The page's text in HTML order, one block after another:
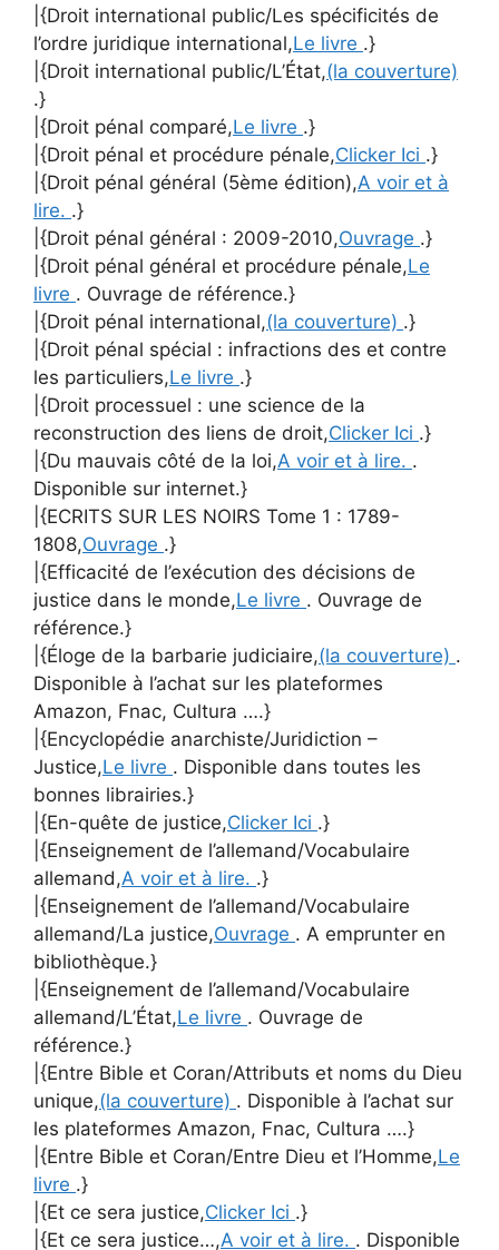
|{Droit international public/Les spécificités de
l’ordre juridique international,Le livre .}
|{Droit international public/L’État,(la couverture)
.}
|{Droit pénal comparé,Le livre .}
|{Droit pénal et procédure pénale,Clicker Ici .}
|{Droit pénal général (5ème édition),A voir et à
lire. .}
|{Droit pénal général : 2009-2010,Ouvrage .}
|{Droit pénal général et procédure pénale,Le
livre . Ouvrage de référence.}
|{Droit pénal international,(la couverture) .}
|{Droit pénal spécial : infractions des et contre
les particuliers,Le livre .}
|{Droit processuel : une science de la
reconstruction des liens de droit,Clicker Ici .}
|{Du mauvais côté de la loi,A voir et à lire. .
Disponible sur internet.}
|{ECRITS SUR LES NOIRS Tome 1 : 1789-
1808,Ouvrage .}
|{Efficacité de l’exécution des décisions de
justice dans le monde,Le livre . Ouvrage de
référence.}
|{Éloge de la barbarie judiciaire,(la couverture) .
Disponible à l’achat sur les plateformes
Amazon, Fnac, Cultura ….}
|{Encyclopédie anarchiste/Juridiction –
Justice,Le livre . Disponible dans toutes les
bonnes librairies.}
|{En-quête de justice,Clicker Ici .}
|{Enseignement de l’allemand/Vocabulaire
allemand,A voir et à lire. .}
|{Enseignement de l’allemand/Vocabulaire
allemand/La justice,Ouvrage . A emprunter en
bibliothèque.}
|{Enseignement de l’allemand/Vocabulaire
allemand/L’État,Le livre . Ouvrage de
référence.}
|{Entre Bible et Coran/Attributs et noms du Dieu
unique,(la couverture) . Disponible à l’achat sur
les plateformes Amazon, Fnac, Cultura ….}
|{Entre Bible et Coran/Entre Dieu et l’Homme,Le
livre .}
|{Et ce sera justice,Clicker Ici .}
|{Et ce sera justice…,A voir et à lire. . Disponible